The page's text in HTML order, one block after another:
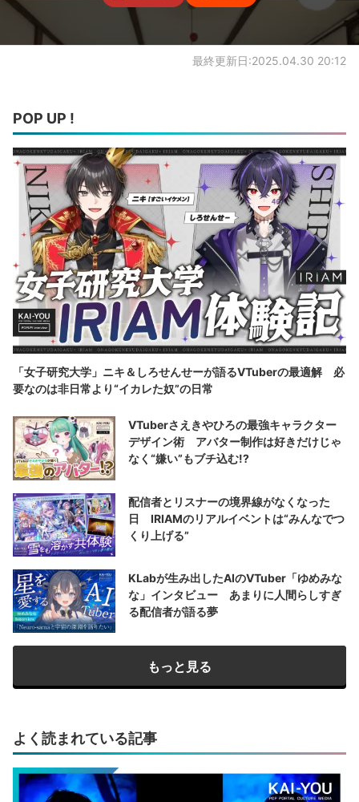
最終更新日:2025.04.30 20:12
POP UP !
「女子研究大学」ニキ＆しろせんせーが語るVTuberの最適解 必
要なのは非日常より“イカレた奴”の日常
VTuberさえきやひろの最強キャラクター
デザイン術 アバター制作は好きだけじゃ
なく“嫌い”もブチ込む!?
配信者とリスナーの境界線がなくなった
日 IRIAMのリアルイベントは“みんなでつ
くり上げる”
KLabが生み出したAIのVTuber「ゆめみな
な」インタビュー あまりに人間らしすぎ
る配信者が語る夢
もっと見る
よく読まれている記事